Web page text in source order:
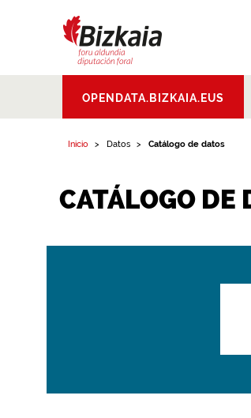
Aldundia.Diputacion
Foral de Bizkaia
OPENDATA.BIZKAIA.EUS
Inicio Datos Catálogo de datos
CATÁLOGO DE